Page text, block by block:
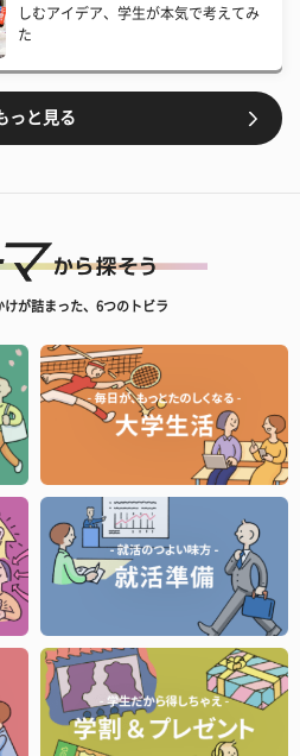
しむアイデア、学生が本気で考えてみ
た
っと見る
けが詰まった、6つのトビラ